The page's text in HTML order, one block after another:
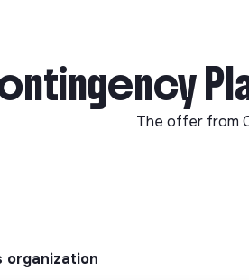
The offer from